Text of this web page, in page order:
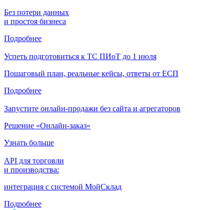
Без потери данных
и простоя бизнеса
Подробнее
Успеть подготовиться к ТС ПИоТ до 1 июля
Пошаговый план, реальные кейсы, ответы от ЕСП
Подробнее
Запустите онлайн-продажи без сайта и агрегаторов
Решение «Онлайн-заказ»
Узнать больше
API для торговли
и производства:
интеграция с системой МойСклад
Подробнее